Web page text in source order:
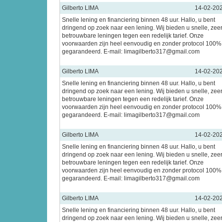
Gilberto LIMA
14-02-
Snelle lening en financiering binnen 48 uur. Hallo, u bent
dringend op zoek naar een lening. Wij bieden u snelle, zeer
betrouwbare leningen tegen een redelijk tarief. Onze
voorwaarden zijn heel eenvoudig en zonder protocol 100%
gegarandeerd. E-mail: limagilberto317@gmail.com
Gilberto LIMA
14-02-
Snelle lening en financiering binnen 48 uur. Hallo, u bent
dringend op zoek naar een lening. Wij bieden u snelle, zeer
betrouwbare leningen tegen een redelijk tarief. Onze
voorwaarden zijn heel eenvoudig en zonder protocol 100%
gegarandeerd. E-mail: limagilberto317@gmail.com
Gilberto LIMA
14-02-
Snelle lening en financiering binnen 48 uur. Hallo, u bent
dringend op zoek naar een lening. Wij bieden u snelle, zeer
betrouwbare leningen tegen een redelijk tarief. Onze
voorwaarden zijn heel eenvoudig en zonder protocol 100%
gegarandeerd. E-mail: limagilberto317@gmail.com
Gilberto LIMA
14-02-
Snelle lening en financiering binnen 48 uur. Hallo, u bent
dringend op zoek naar een lening. Wij bieden u snelle, zeer